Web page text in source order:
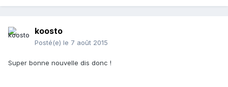
koosto
Posté(e) le 7 août 2015
Super bonne nouvelle dis donc !